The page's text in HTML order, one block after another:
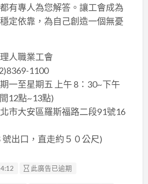
有專人為您解答。讓工會成為
定依靠，為自己創造一個無憂
人職業工會
1100
一至星期五 上午 8：30~下午
12點~13點)
市大安區羅斯福路二段91號16
出口，直走約５０公尺)
此廣告已逾期